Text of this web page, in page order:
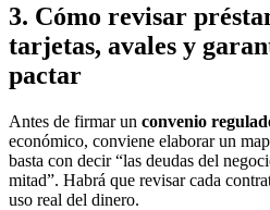
3. Cómo revisar
tarjetas, avales y
pactar
Antes de firmar un convenio
económico, conviene elaborar un
basta con decir “las deudas del
mitad”. Habrá que revisar cada
uso real del dinero.